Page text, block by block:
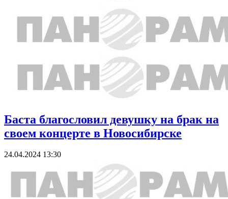
Баста благословил девушку на брак на
своем концерте в Новосибирске
24.04.2024 13:30